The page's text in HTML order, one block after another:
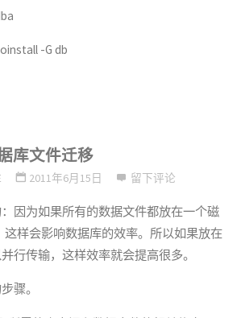
-G db
库文件迁移
2011年6月15日 留下评论
因为如果所有的数据文件都放在一个磁
这样会影响数据库的效率。所以如果放在
行传输，这样效率就会提高很多。
骤。